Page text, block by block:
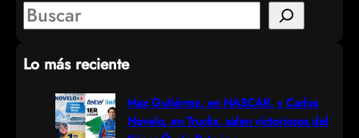
S
a
Lo más reciente
Max Gutiérrez, en NASCAR, y Carlos
Novelo, en Trucks, salen victoriosos del